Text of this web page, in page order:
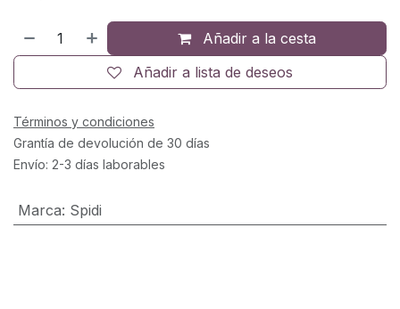
Añadir a la cesta
Añadir a lista de deseos
Términos y condiciones
Grantía de devolución de 30 días
Envío: 2-3 días laborables
Marca: Spidi